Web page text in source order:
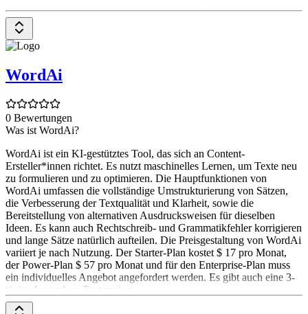
WordAi
0 Bewertungen
Was ist WordAi?
WordAi ist ein KI-gestütztes Tool, das sich an Content-
Ersteller*innen richtet. Es nutzt maschinelles Lernen, um Texte neu
zu formulieren und zu optimieren. Die Hauptfunktionen von
WordAi umfassen die vollständige Umstrukturierung von Sätzen,
die Verbesserung der Textqualität und Klarheit, sowie die
Bereitstellung von alternativen Ausdrucksweisen für dieselben
Ideen. Es kann auch Rechtschreib- und Grammatikfehler korrigieren
und lange Sätze natürlich aufteilen. Die Preisgestaltung von WordAi
variiert je nach Nutzung. Der Starter-Plan kostet $ 17 pro Monat,
der Power-Plan $ 57 pro Monat und für den Enterprise-Plan muss
ein individuelles Angebot angefordert werden. Es gibt auch eine 3-
tägige kostenlose Testversion.